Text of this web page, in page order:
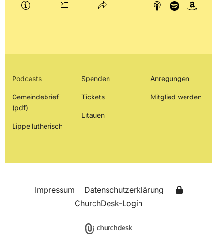
Podcasts
Gemeindebrief
(pdf)
Lippe lutherisch
Spenden
Tickets
Litauen
Anregungen
Mitglied werden
Impressum
Datenschutzerklärung
ChurchDesk-Login